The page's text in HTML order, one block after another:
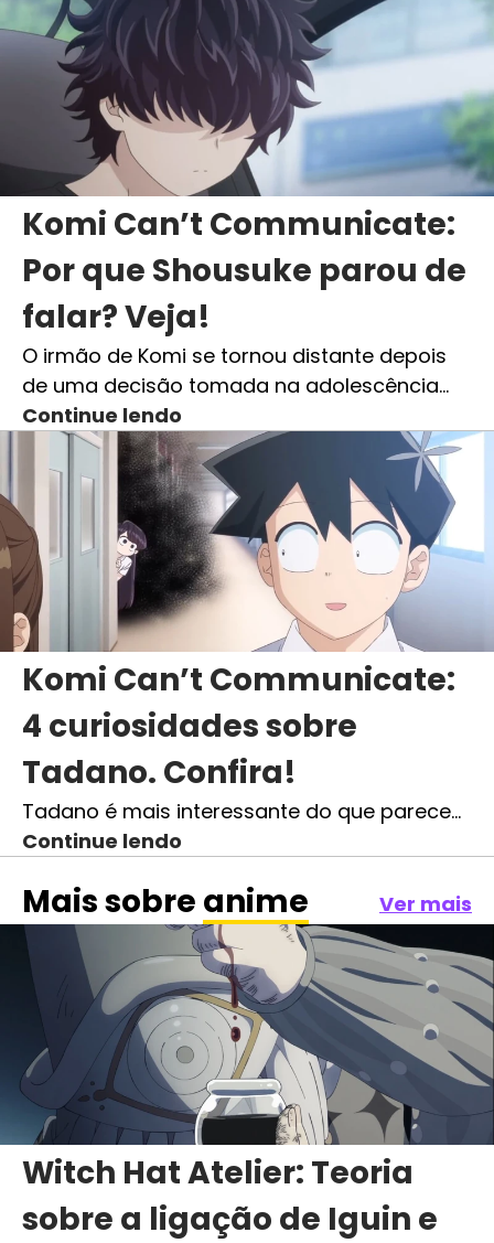
Komi Can’t Communicate:
Por que Shousuke parou de
falar? Veja!
O irmão de Komi se tornou distante depois
de uma decisão tomada na adolescência…
Continue lendo
Komi Can’t Communicate:
4 curiosidades sobre
Tadano. Confira!
Tadano é mais interessante do que parece…
Continue lendo
Mais sobre anime Ver mais
Witch Hat Atelier: Teoria
sobre a ligação de Iguin e